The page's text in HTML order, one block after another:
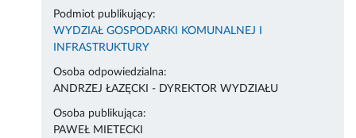
Podmiot publikujący:
WYDZIAŁ GOSPODARKI KOMUNALNEJ I
INFRASTRUKTURY
Osoba odpowiedzialna:
ANDRZEJ ŁAZĘCKI - DYREKTOR WYDZIAŁU
Osoba publikująca:
PAWEŁ MIETECKI